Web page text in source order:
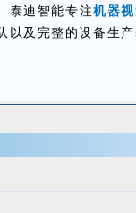
泰迪智能专注机器
以及完整的设备生